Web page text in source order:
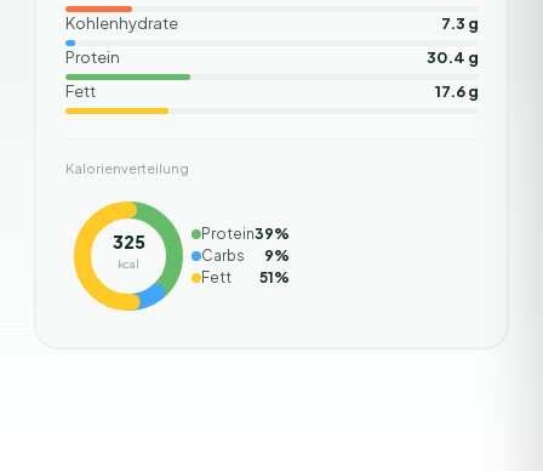
Kohlenhydrate
7.3 g
Protein
30.4 g
Fett
17.6 g
Kalorienverteilung
325
kcal
Protein39%
Carbs
9%
Fett
51%